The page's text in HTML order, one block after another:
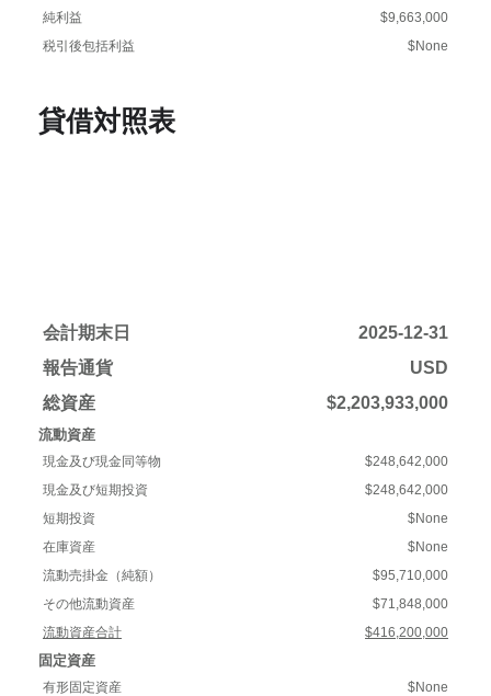
純利益
$9,663,000
税引後包括利益
$None
貸借対照表
会計期末日
2025-12-31
報告通貨
USD
総資産
$2,203,933,000
流動資産
現金及び現金同等物
$248,642,000
現金及び短期投資
$248,642,000
短期投資
$None
在庫資産
$None
流動売掛金（純額）
$95,710,000
その他流動資産
$71,848,000
流動資産合計
$416,200,000
固定資産
有形固定資産
$None